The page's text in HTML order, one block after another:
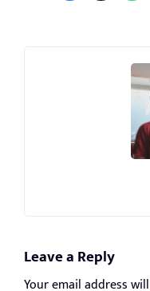
Leave a Reply
Your email address